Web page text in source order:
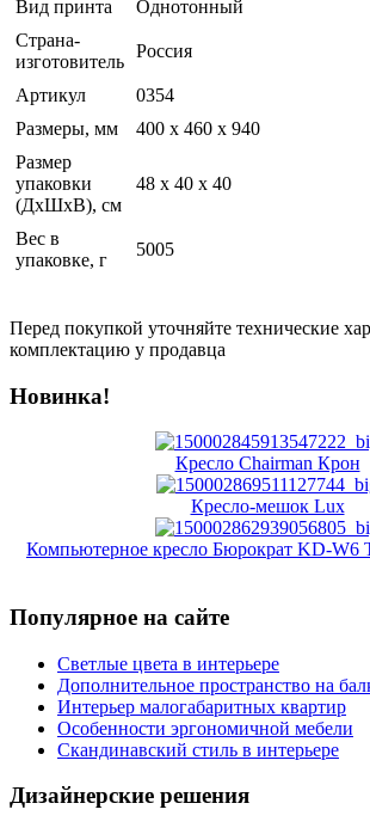
Вид принта
Однотонный
Страна-
изготовитель
Россия
Артикул
0354
Размеры, мм
400 х 460 х 940
Размер
упаковки
(ДхШхВ), см
48 x 40 x 40
Вес в
упаковке, г
5005
Перед покупкой уточняйте технические
комплектацию у продавца
Новинка!
Кресло Chairman Крон
Кресло-мешок Lux
Компьютерное кресло Бюрократ KD-W6
Популярное на сайте
Светлые цвета в интерьере
Дополнительное пространство на
Интерьер малогабаритных квартир
Особенности эргономичной мебели
Скандинавский стиль в интерьере
Дизайнерские решения